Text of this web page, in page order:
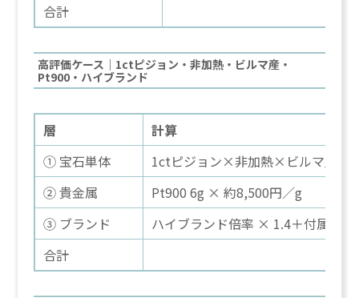
合計
高評価ケース｜1ctピジョン・非加熱・ビルマ産・
Pt900・ハイブランド
層
計算
① 宝石単体
1ctピジョン×非加熱×ビルマ産
② 貴金属
Pt900 6g × 約8,500円／g
③ ブランド
ハイブランド倍率 × 1.4＋付属品
合計